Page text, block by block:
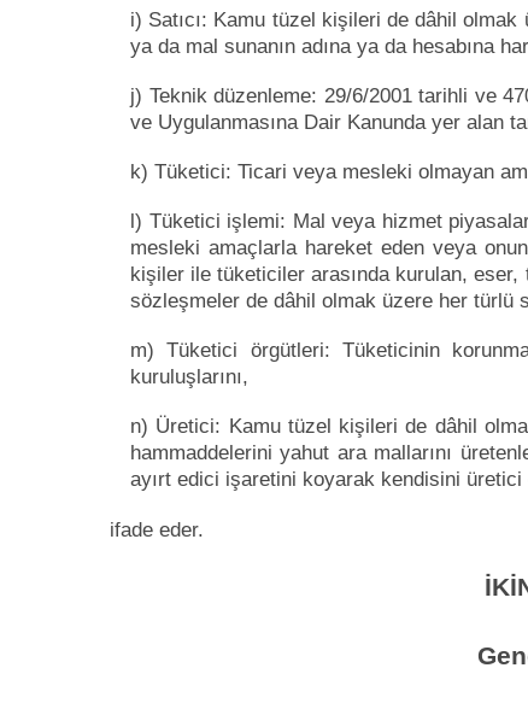
i) Satıcı: Kamu tüzel kişileri de dâhil
ya da mal sunanın adına ya da hesabına
j) Teknik düzenleme: 29/6/2001 tarihli ve
ve Uygulanmasına Dair Kanunda yer alan
k) Tüketici: Ticari veya mesleki olmayan
l) Tüketici işlemi: Mal veya hizmet
mesleki amaçlarla hareket eden veya
kişiler ile tüketiciler arasında kurulan, eser,
sözleşmeler de dâhil olmak üzere her türlü
m) Tüketici örgütleri: Tüketicinin
kuruluşlarını,
n) Üretici: Kamu tüzel kişileri de dâhil
hammaddelerini yahut ara mallarını
ayırt edici işaretini koyarak kendisini
ifade eder.